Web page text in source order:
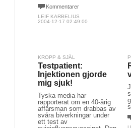
Kommentarer
LEIF KARBELIUS
2004-12-17 02:49:00
KROPP & SJÄL
Testpatient:
Injektionen gjorde
mig sjuk!
Tyska media har
rapporterat om en 40-årig
affärsman som drabbas av
svåra biverkningar under
ett test av